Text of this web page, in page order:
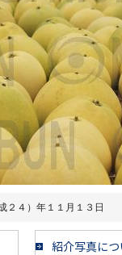
２４）年１１月１３日
紹介写真に